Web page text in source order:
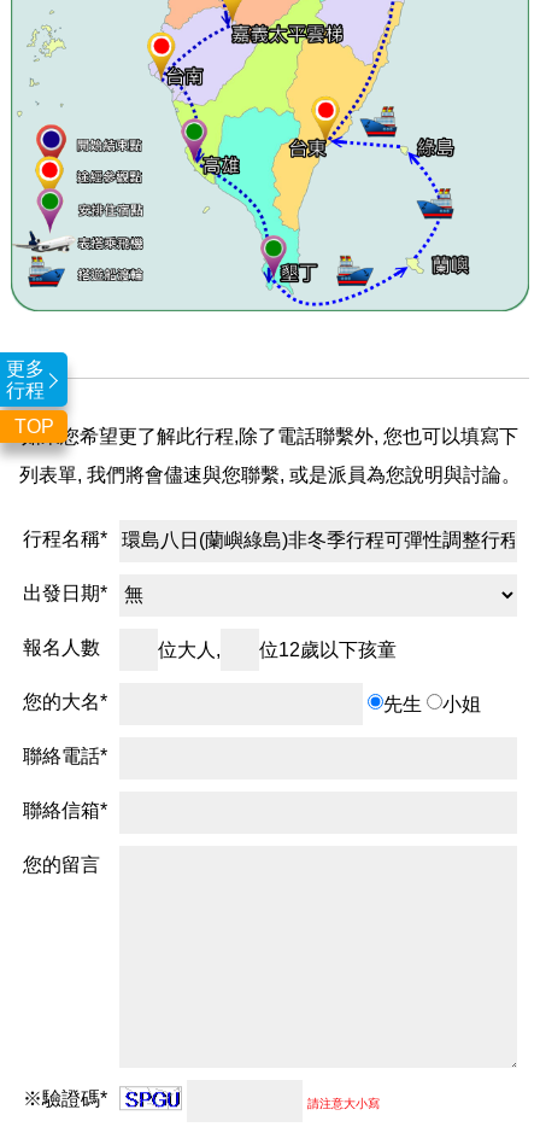
更多
行程
TOP
如果您希望更了解此行程,除了電話聯繫外, 您也可以填寫下
列表單, 我們將會儘速與您聯繫, 或是派員為您說明與討論。
行程名稱*
出發日期*
報名人數 位大人, 位12歲以下孩童
您的大名* 先生 小姐
聯絡電話*
聯絡信箱*
您的留言
※驗證碼* 請注意大小寫